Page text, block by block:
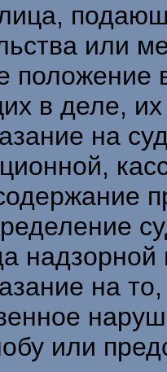
или
положение
в деле,
на
на
или